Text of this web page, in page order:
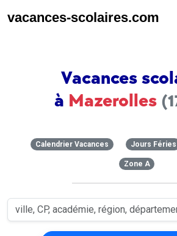
vacances-scolaires.com
Vacances
à Mazerolles
Calendrier Vacances Jours Féries
Zone A